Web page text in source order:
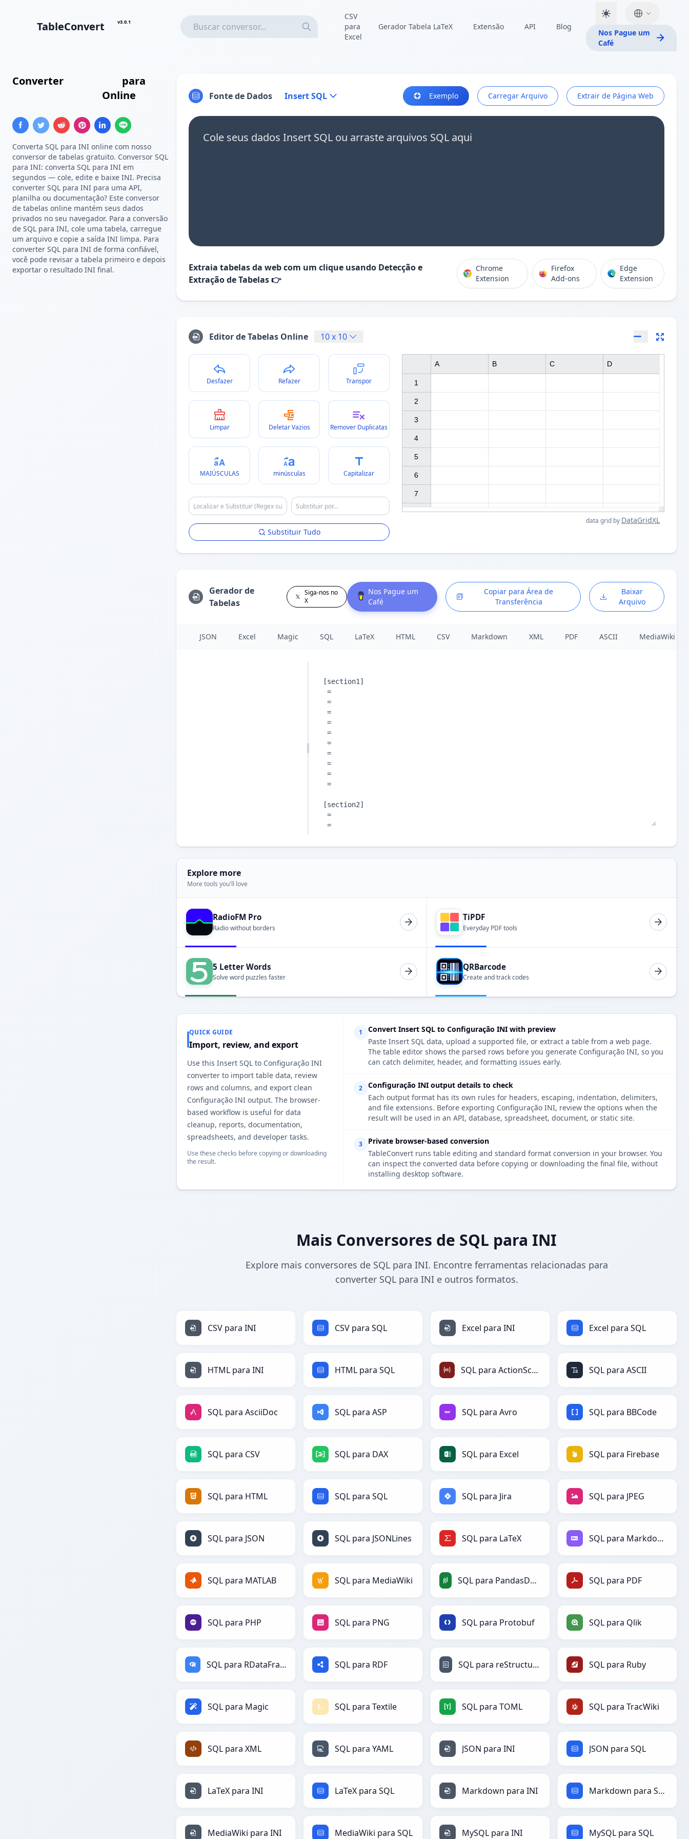
TableConvert v3.0.1
CSV
para
Excel
Gerador Tabela LaTeX Extensão API Blog
Nos Pague um
Café
Converter
para
Online
Converta SQL para INI online com nosso
conversor de tabelas gratuito. Conversor SQL
para INI: converta SQL para INI em
segundos — cole, edite e baixe INI. Precisa
converter SQL para INI para uma API,
planilha ou documentação? Este conversor
de tabelas online mantém seus dados
privados no seu navegador. Para a conversão
de SQL para INI, cole uma tabela, carregue
um arquivo e copie a saída INI limpa. Para
converter SQL para INI de forma confiável,
você pode revisar a tabela primeiro e depois
exportar o resultado INI final.
Fonte de Dados Insert SQL Exemplo Carregar Arquivo Extrair de Página Web
Cole seus dados Insert SQL ou arraste arquivos SQL aqui
Extraia tabelas da web com um clique usando Detecção e
Extração de Tabelas 👉
Chrome
Extension
Firefox
Add-ons
Edge
Extension
Editor de Tabelas Online 10x 10
Desfazer Refazer Transpor
Limpar Deletar Vazios Remover Duplicatas
MAIÚSCULAS minúsculas Capitalizar
Substituir Tudo
1
2
3
4
5
6
7
A B C D
data grid by DataGridXL
Gerador de
Tabelas
Siga-nos no
X
Nos Pague um
Café
Copiar para Área de
Transferência
Baixar
Arquivo
JSON Excel Magic SQL LaTeX HTML CSV Markdown XML PDF ASCII MediaWiki
Explore more
More tools you'll love
RadioFM Pro
Radio without borders
TiPDF
Everyday PDF tools
5 Letter Words
Solve word puzzles faster
QRBarcode
Create and track codes
QUICK GUIDE
Import, review, and export
Use this Insert SQL to Configuração INI
converter to import table data, review
rows and columns, and export clean
Configuração INI output. The browser-
based workflow is useful for data
cleanup, reports, documentation,
spreadsheets, and developer tasks.
Use these checks before copying or downloading
the result.
1
Convert Insert SQL to Configuração INI with preview
Paste Insert SQL data, upload a supported file, or extract a table from a web page.
The table editor shows the parsed rows before you generate Configuração INI, so you
can catch delimiter, header, and formatting issues early.
2
Configuração INI output details to check
Each output format has its own rules for headers, escaping, indentation, delimiters,
and file extensions. Before exporting Configuração INI, review the options when the
result will be used in an API, database, spreadsheet, document, or static site.
3
Private browser-based conversion
TableConvert runs table editing and standard format conversion in your browser. You
can inspect the converted data before copying or downloading the final file, without
installing desktop software.
Mais Conversores de SQL para INI
Explore mais conversores de SQL para INI. Encontre ferramentas relacionadas para
converter SQL para INI e outros formatos.
CSV para INI CSV para SQL Excel para INI Excel para SQL
HTML para INI HTML para SQL SQL para ActionScript SQL para ASCII
SQL para AsciiDoc SQL para ASP SQL para Avro SQL para BBCode
SQL para CSV SQL para DAX SQL para Excel SQL para Firebase
SQL para HTML SQL para SQL SQL para Jira SQL para JPEG
SQL para JSON SQL para JSONLines SQL para LaTeX SQL para Markdown
SQL para MATLAB SQL para MediaWiki SQL para PandasDataFrame SQL para PDF
SQL para PHP SQL para PNG SQL para Protobuf SQL para Qlik
SQL para RDataFrame SQL para RDF SQL para reStructuredText SQL para Ruby
SQL para Magic SQL para Textile SQL para TOML SQL para TracWiki
SQL para XML SQL para YAML JSON para INI JSON para SQL
LaTeX para INI LaTeX para SQL Markdown para INI Markdown para SQL
MediaWiki para INI MediaWiki para SQL MySQL para INI MySQL para SQL